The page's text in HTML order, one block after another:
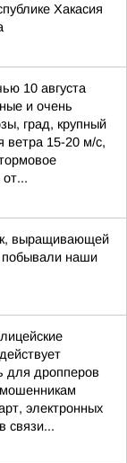
Хакасия
10 августа
и очень
град, крупный
ветра 15-20 м/с,
выращивающей
побывали наши
для дропперов
электронных
связи...